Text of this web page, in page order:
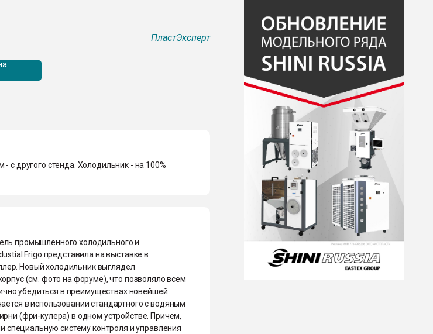
ПластЭксперт
с другого стенда. Холодильник - на 100%
промышленного холодильного и
Frigo представила на выставке в
Новый холодильник выглядел
(см. фото на форуме), что позволяло всем
убедиться в преимуществах новейшей
в использовании стандартного с водяным
(фри-кулера) в одном устройстве. Причем,
специальную систему контроля и управления